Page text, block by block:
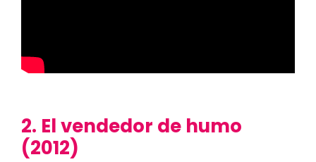
2. El vendedor de humo
(2012)